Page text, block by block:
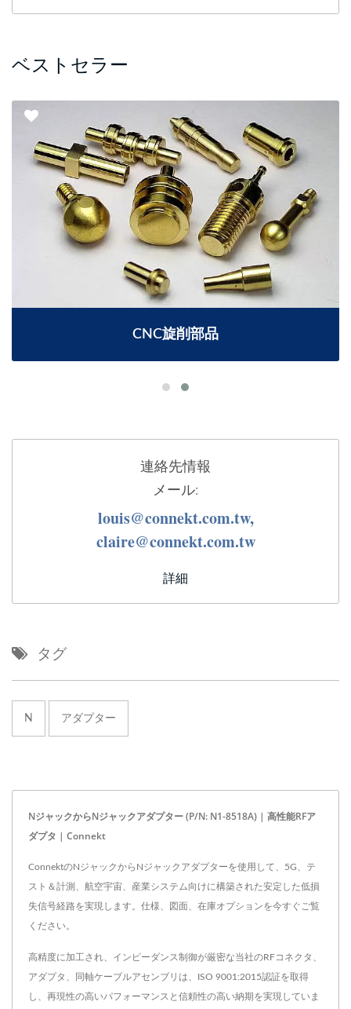
ベストセラー
CNC旋削部品
連絡先情報
メール:
louis@connekt.com.tw,
claire@connekt.com.tw
詳細
タグ
N アダプター
NジャックからNジャックアダプター (P/N: N1-8518A) | 高性能RFア
ダプタ | Connekt
ConnektのNジャックからNジャックアダプターを使用して、5G、テ
スト＆計測、航空宇宙、産業システム向けに構築された安定した低損
失信号経路を実現します。仕様、図面、在庫オプションを今すぐご覧
ください。
高精度に加工され、インピーダンス制御が厳密な当社のRFコネクタ、
アダプタ、同軸ケーブルアセンブリは、ISO 9001:2015認証を取得
し、再現性の高いパフォーマンスと信頼性の高い納期を実現していま